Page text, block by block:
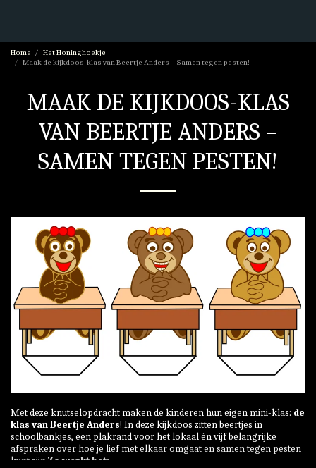
Home
Het Honinghoekje
Maak de kijkdoos-klas van Beertje Anders – Samen tegen pesten!
MAAK DE KIJKDOOS-KLAS
VAN BEERTJE ANDERS –
SAMEN TEGEN PESTEN!
Met deze knutselopdracht maken de kinderen hun eigen mini-klas: de
klas van Beertje Anders! In deze kijkdoos zitten beertjes in
schoolbankjes, een plakrand voor het lokaal én vijf belangrijke
afspraken over hoe je lief met elkaar omgaat en samen tegen pesten
kunt zijn. Zo werkt het: